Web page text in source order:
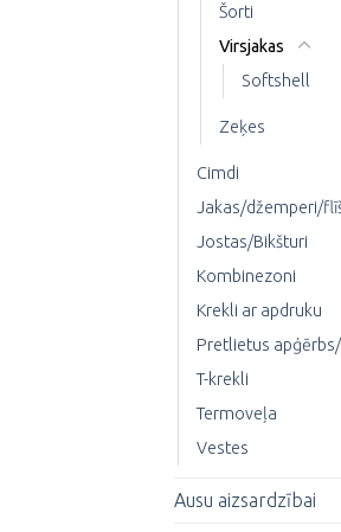
Šorti
Virsjakas
Softshell
Zeķes
Cimdi
Jakas/džemperi/
Jostas/Bikšturi
Kombinezoni
Krekli ar apdruku
Pretlietus
T-krekli
Termoveļa
Vestes
Ausu aizsardzībai